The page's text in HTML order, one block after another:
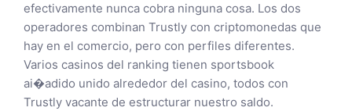
efectivamente nunca cobra ninguna cosa. Los dos
operadores combinan Trustly con criptomonedas que
hay en el comercio, pero con perfiles diferentes.
Varios casinos del ranking tienen sportsbook
ai�adido unido alrededor del casino, todos con
Trustly vacante de estructurar nuestro saldo.